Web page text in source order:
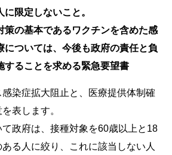
に限定しないこと。
策の基本であるワクチンを含めた感
については、今後も政府の責任と負
することを求める緊急要望書
染症拡大阻止と、医療提供体制確
表します。
て政府は、接種対象を60歳以上と18
る人に絞り、これに該当しない人